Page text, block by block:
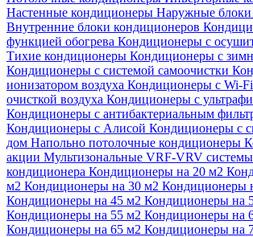
Настенные кондиционеры Наружные блоки
Внутренние блоки кондиционеров
функцией обогрева Кондиционеры с
Тихие кондиционеры Кондиционеры с
Кондиционеры с системой самоочистки
ионизатором воздуха Кондиционеры с Wi-Fi
очисткой воздуха Кондиционеры с
Кондиционеры с антибактериальным
Кондиционеры с Алисой Кондиционеры с
дом Напольно потолочные кондиционеры
акции Мультизональные VRF-VRV системы
кондиционера Кондиционеры на 20 м2
м2 Кондиционеры на 30 м2 Кондиционеры
Кондиционеры на 45 м2 Кондиционеры на
Кондиционеры на 55 м2 Кондиционеры на
Кондиционеры на 65 м2 Кондиционеры на